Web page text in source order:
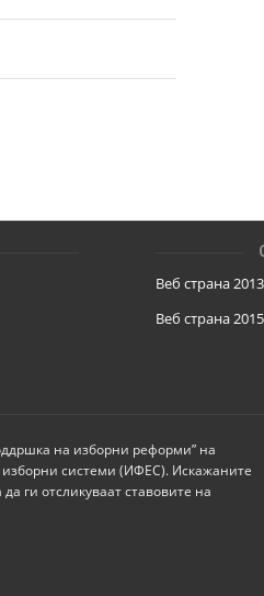
Веб страна
Веб страна 2015
на изборни реформи” на
системи (ИФЕС). Искажаните
ги отсликуваат ставовите на